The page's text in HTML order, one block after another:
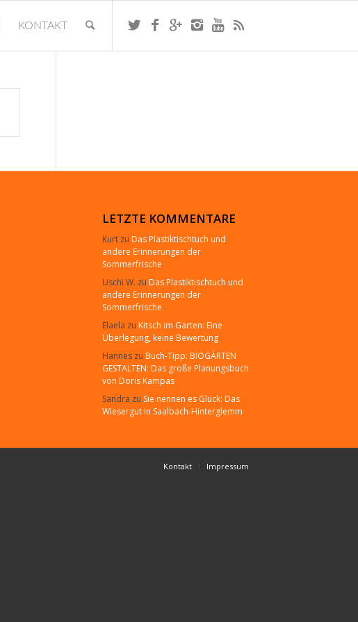
KONTAKT
LETZTE KOMMENTARE
Kurtzu Das Plastiktischtuch und
andere Erinnerungen der
Sommerfrische
Uschi W. zu Das Plastiktischtuch und
andere Erinnerungen der
Sommerfrische
Elaela zu Kitsch im Garten: Eine
Überlegung, keine Bewertung
Hanneszu Buch-Tipp: BIOGÄRTEN
GESTALTEN: Das große Planungsbuch
von Doris Kampas
Sandra zu Sie nennen es Glück: Das
Wiesergut in Saalbach-Hinterglemm
Kontakt Impressum